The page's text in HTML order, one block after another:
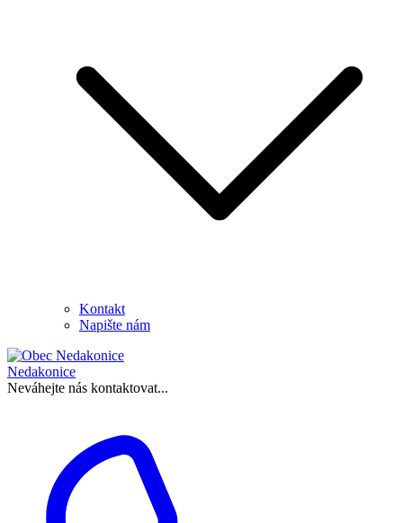
Kontakt
Napište nám
Nedakonice
Neváhejte nás kontaktovat...